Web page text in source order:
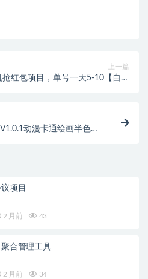
上一篇
红包项目，单号一天5-10【自动
动漫卡通绘画半色调
项目
2 月前 43
合管理工具
2 月前 34